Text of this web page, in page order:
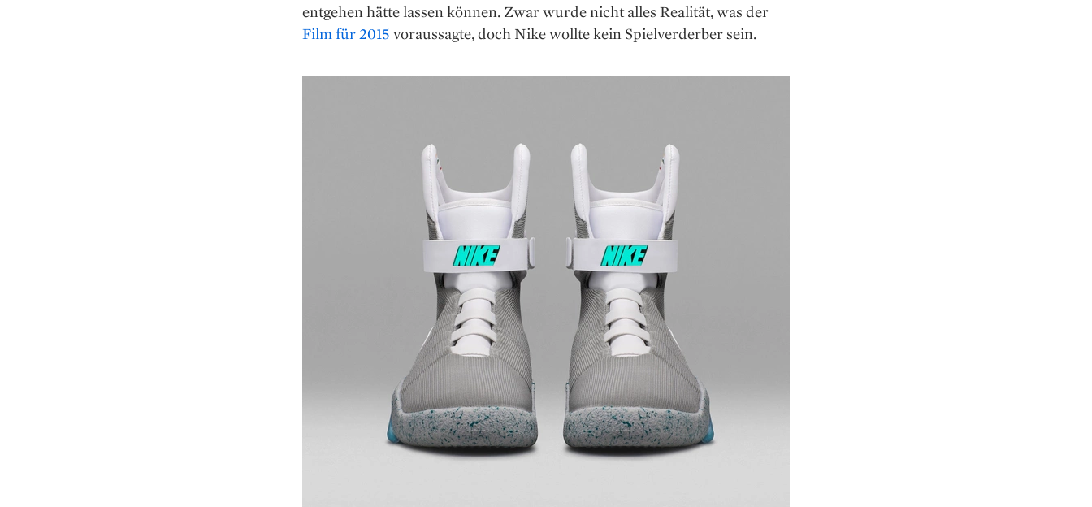
entgehen hätte lassen können. Zwar wurde nicht alles Realität, was der
Film für 2015 voraussagte, doch Nike wollte kein Spielverderber sein.